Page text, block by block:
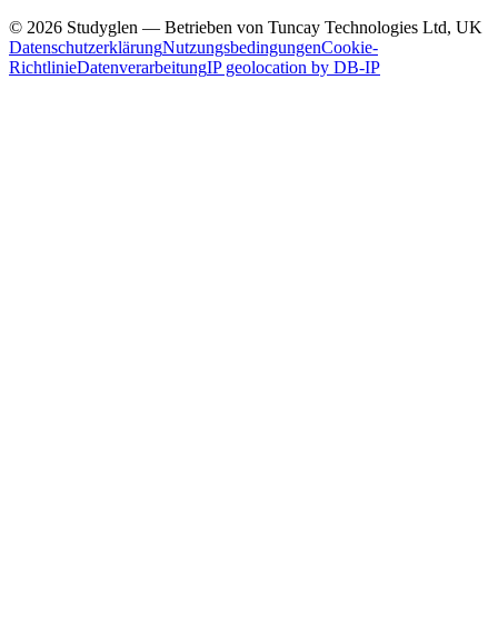
© 2026 Studyglen — Betrieben von Tuncay Technologies Ltd, UK
DatenschutzerklärungNutzungsbedingungenCookie-
RichtlinieDatenverarbeitungIP geolocation by DB-IP